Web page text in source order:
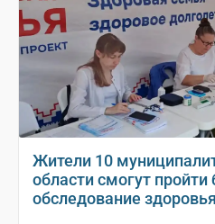
Жители 10
области смогут пройти
обследование здоровья